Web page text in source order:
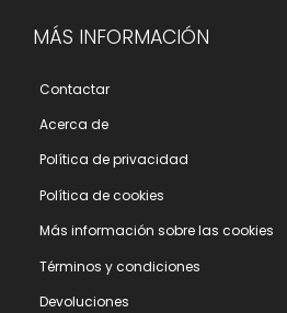
MÁS INFORMACIÓN
Contactar
Acerca de
Polí­tica de privacidad
Polí­tica de cookies
Más información sobre las cookies
Términos y condiciones
Devoluciones